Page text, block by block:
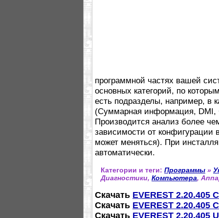
программной частях вашей
основных категорий, по
есть подразделы, например, в
(Суммарная информация, DMI,
Производится анализ более
зависимости от конфигурации
может меняться). При
автоматически.
Категории и теги: Программы »
Диагностики, Компьютера,
Скачать EVEREST 2.20.405
Скачать EVEREST 2.20.405
Скачать EVEREST 2.20.405